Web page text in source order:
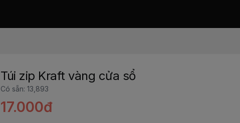
Túi zip Kraft vàng cửa sổ
Có sẵn: 13,893
17.000đ